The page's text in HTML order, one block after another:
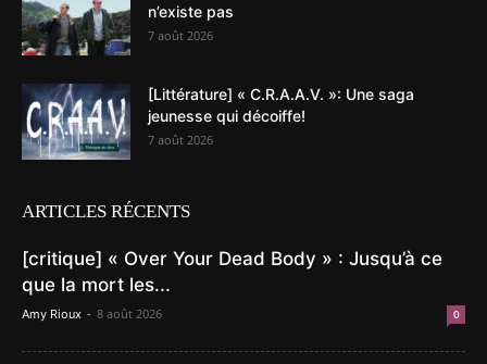
n’existe pas
7 août 2026
[Littérature] « C.R.A.A.V. »: Une saga
jeunesse qui décoiffe!
7 août 2026
ARTICLES RÉCENTS
[critique] « Over Your Dead Body » : Jusqu’à ce
que la mort les...
Amy Rioux - 8 août 2026 0